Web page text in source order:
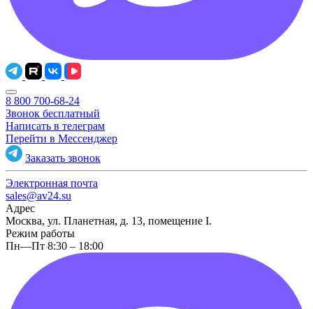
8 800 700-68-24
Звонок бесплатный
Написать в телеграм
Перейти в Мессенджер
Заказать звонок
Электронная почта
sales@av24.su
Адрес
Москва, ул. Планетная, д. 13, помещение I.
Режим работы
Пн—Пт 8:30 – 18:00